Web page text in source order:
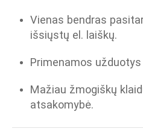
Vienas bendras
išsiųstų el. laiškų.
Primenamos
Mažiau žmogiškų
atsakomybė.